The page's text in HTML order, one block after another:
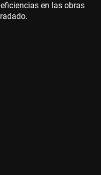
en las obras